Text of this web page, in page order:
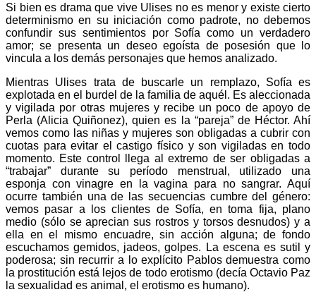
Si bien es drama que vive Ulises no es menor y existe cierto
determinismo en su iniciación como padrote, no debemos
confundir sus sentimientos por Sofía como un verdadero
amor; se presenta un deseo egoísta de posesión que lo
vincula a los demás personajes que hemos analizado.
Mientras Ulises trata de buscarle un remplazo, Sofía es
explotada en el burdel de la familia de aquél. Es aleccionada
y vigilada por otras mujeres y recibe un poco de apoyo de
Perla (Alicia Quiñonez), quien es la “pareja” de Héctor. Ahí
vemos como las niñas y mujeres son obligadas a cubrir con
cuotas para evitar el castigo físico y son vigiladas en todo
momento. Este control llega al extremo de ser obligadas a
“trabajar” durante su período menstrual, utilizado una
esponja con vinagre en la vagina para no sangrar. Aquí
ocurre también una de las secuencias cumbre del género:
vemos pasar a los clientes de Sofía, en toma fija, plano
medio (sólo se aprecian sus rostros y torsos desnudos) y a
ella en el mismo encuadre, sin acción alguna; de fondo
escuchamos gemidos, jadeos, golpes. La escena es sutil y
poderosa; sin recurrir a lo explícito Pablos demuestra como
la prostitución está lejos de todo erotismo (decía Octavio Paz
la sexualidad es animal, el erotismo es humano).